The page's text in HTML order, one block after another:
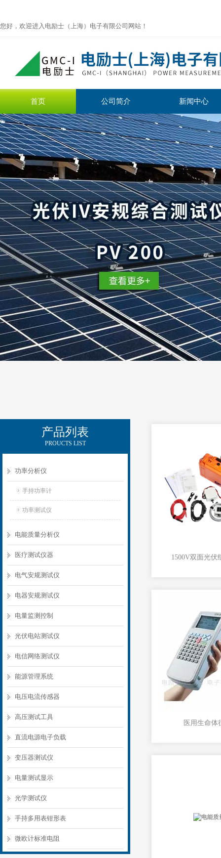
您好，欢迎进入电励士（上海）电子有限公司网站！
电励士（上海）电子有限公司
首页 公司简介 新闻中心
产品列表
PROUCTS LIST
功率分析仪
手持功率计
功率测试仪
电能质量分析仪
医疗测试仪器
电气安规测试仪
电器安规测试仪
电量监测控制
光伏电站测试仪
电信网络测试仪
能源管理系统
电压电流传感器
高压测试工具
直流电源电子负载
变压器测试仪
电量测试显示
光学测试仪
手持多用表钳形表
微欧计标准电阻
医用生命体